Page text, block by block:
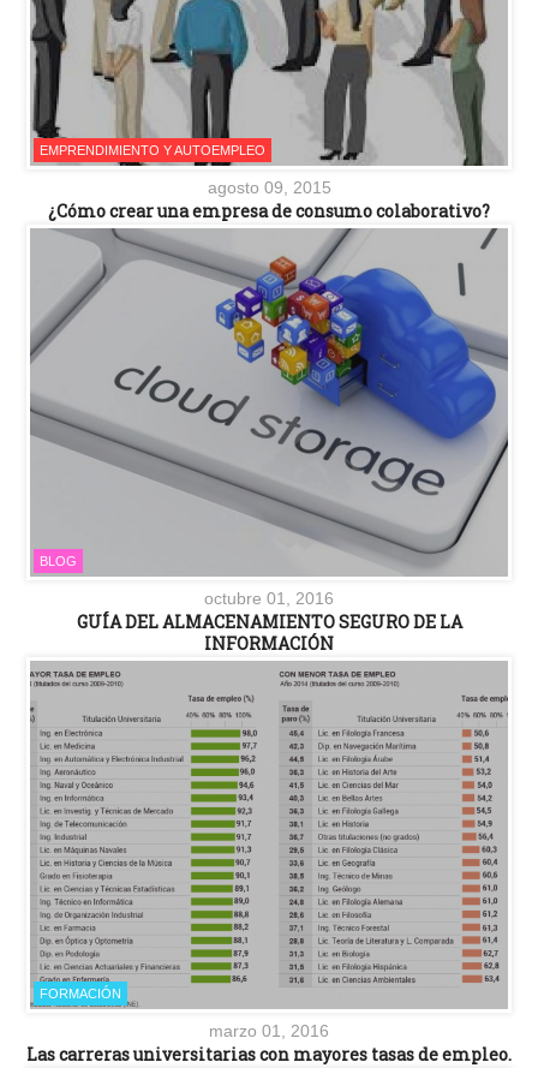
EMPRENDIMIENTO Y AUTOEMPLEO
agosto 09, 2015
¿Cómo crear una empresa de consumo colaborativo?
BLOG
octubre 01, 2016
GUÍA DEL ALMACENAMIENTO SEGURO DE LA
INFORMACIÓN
FORMACIÓN
marzo 01, 2016
Las carreras universitarias con mayores tasas de empleo.